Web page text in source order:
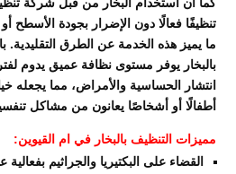
تنظيفًا فعالًا دون الإضرار بجودة الأسطح
ما يميز هذه الخدمة عن الطرق التقليدية.
بالبخار يوفر مستوى نظافة عميق يدوم
انتشار الحساسية والأمراض، مما يجعله
أطفالًا أو أشخاصًا يعانون من مشاكل
مميزات التنظيف بالبخار في ام القيوين:
القضاء على البكتيريا والجراثيم